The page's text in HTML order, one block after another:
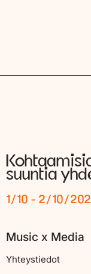
suuntia
1/10 - 2/10/
Music x Media
Yhteystiedot